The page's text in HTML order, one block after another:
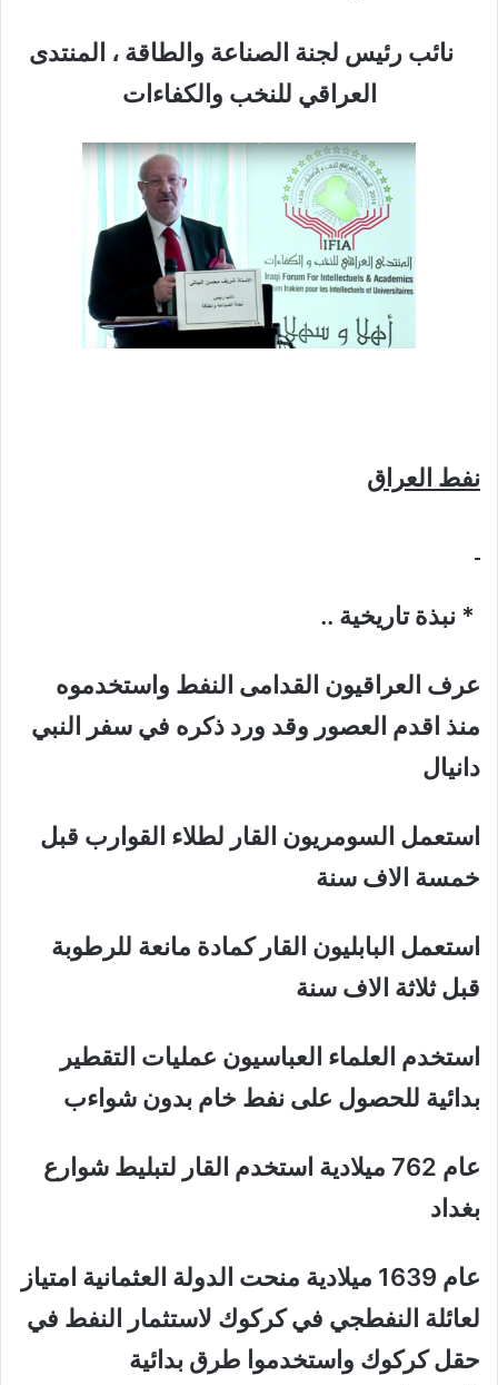
نائب رئيس لجنة الصناعة والطاقة ، المنتدى
العراقي للنخب والكفاءات
نفط العراق
* نبذة تاريخية ..
عرف العراقيون القدامى النفط واستخدموه
منذ اقدم العصور وقد ورد ذكره في سفر النبي
دانيال
استعمل السومريون القار لطلاء القوارب قبل
خمسة الاف سنة
استعمل البابليون القار كمادة مانعة للرطوبة
قبل ثلاثة الاف سنة
استخدم العلماء العباسيون عمليات التقطير
بدائية للحصول على نفط خام بدون شواءب
عام 762 ميلادية استخدم القار لتبليط شوارع
بغداد
عام 1639 ميلادية منحت الدولة العثمانية امتياز
لعائلة النفطجي في كركوك لاستثمار النفط في
حقل كركوك واستخدموا طرق بدائية